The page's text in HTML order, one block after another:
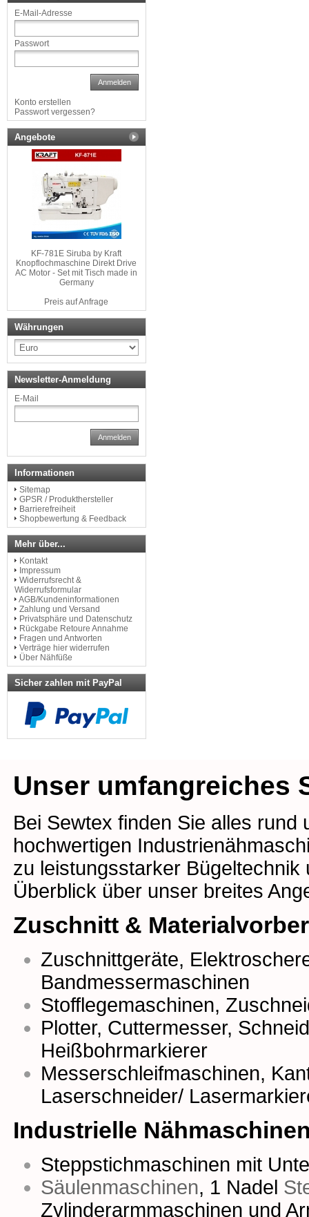
E-Mail-Adresse
Passwort
Anmelden
Konto erstellen
Passwort vergessen?
Angebote
KF-781E Siruba by Kraft
Knopflochmaschine Direkt Drive
AC Motor - Set mit Tisch made in
Germany
Preis auf Anfrage
Währungen
Newsletter-Anmeldung
E-Mail
Anmelden
Informationen
Sitemap
GPSR / Produkthersteller
Barrierefreiheit
Shopbewertung & Feedback
Mehr über...
Kontakt
Impressum
Widerrufsrecht &
Widerrufsformular
AGB/Kundeninformationen
Zahlung und Versand
Privatsphäre und Datenschutz
Rückgabe Retoure Annahme
Fragen und Antworten
Verträge hier widerrufen
Über Nähfüße
Sicher zahlen mit PayPal
Unser umfangreiches
Bei Sewtex finden Sie alles
hochwertigen
zu leistungsstarker
Überblick über unser breites
Zuschnitt &
Zuschnittgeräte,
Bandmessermaschinen
Stofflegemaschinen,
Plotter, Cuttermesser,
Heißbohrmarkierer
Messerschleifmaschinen,
Laserschneider/
Industrielle
Steppstichmaschinen mit
Säulenmaschinen, 1 Nadel
Zylinderarmmaschinen und